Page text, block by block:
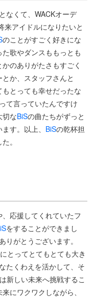
なくて、WACKオーデ
アイドルになりたいと
のことがすごく好きにな
歌やダンスももっとも
のありがたさもすごく
か、スタッフさんと
とっても幸せだったな
て言っていたんですけ
切なBiSの曲たちがずっと
す。以上、 BiSの乾杯担
。
応援してくれていたフ
をすることができまし
りがとうございます。
とってとてもとても大き
たくわえを活かして、そ
新しい未来へ挑戦するこ
にワクワクしながら、